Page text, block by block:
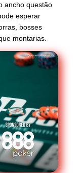
ancho questão
esperar
bosses
montarias.